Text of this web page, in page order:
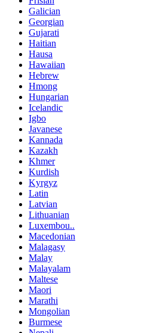
Galician
Georgian
Gujarati
Haitian
Hausa
Hawaiian
Hebrew
Hmong
Hungarian
Icelandic
Igbo
Javanese
Kannada
Kazakh
Khmer
Kurdish
Kyrgyz
Latin
Latvian
Lithuanian
Luxembou..
Macedonian
Malagasy
Malay
Malayalam
Maltese
Maori
Marathi
Mongolian
Burmese